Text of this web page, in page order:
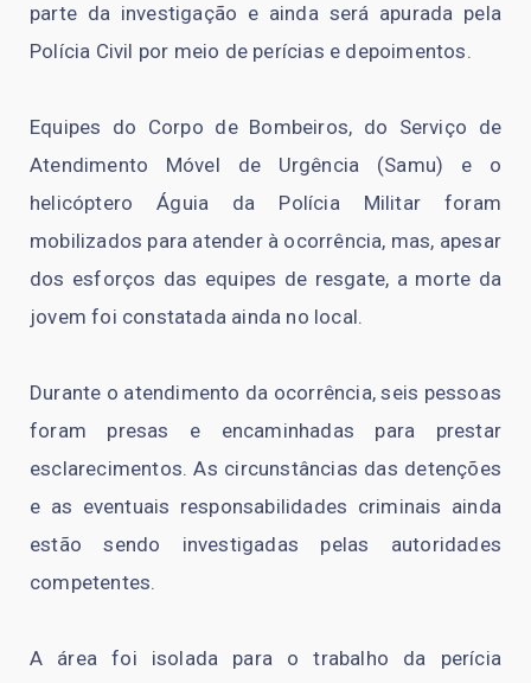
parte da investigação e ainda será apurada pela
Polícia Civil por meio de perícias e depoimentos.
Equipes do Corpo de Bombeiros, do Serviço de
Atendimento Móvel de Urgência (Samu) e o
helicóptero Águia da Polícia Militar foram
mobilizados para atender à ocorrência, mas, apesar
dos esforços das equipes de resgate, a morte da
jovem foi constatada ainda no local.
Durante o atendimento da ocorrência, seis pessoas
foram presas e encaminhadas para prestar
esclarecimentos. As circunstâncias das detenções
e as eventuais responsabilidades criminais ainda
estão sendo investigadas pelas autoridades
competentes.
A área foi isolada para o trabalho da perícia